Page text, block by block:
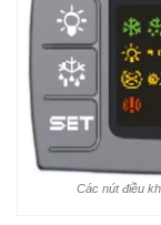
Các nút điều